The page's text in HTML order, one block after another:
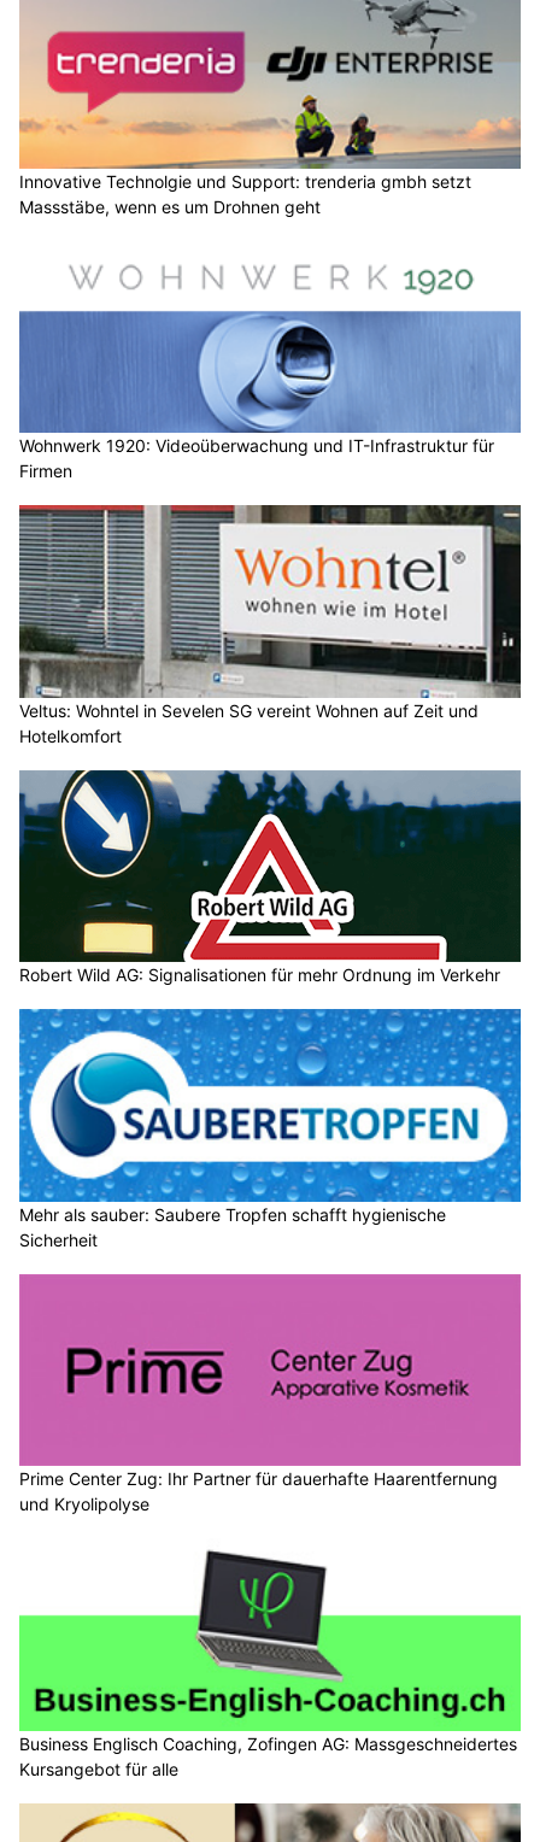
Innovative Technolgie und Support: trenderia gmbh setzt
Massstäbe, wenn es um Drohnen geht
Wohnwerk 1920: Videoüberwachung und IT-Infrastruktur für
Firmen
Veltus: Wohntel in Sevelen SG vereint Wohnen auf Zeit und
Hotelkomfort
Robert Wild AG: Signalisationen für mehr Ordnung im Verkehr
Mehr als sauber: Saubere Tropfen schafft hygienische
Sicherheit
Prime Center Zug: Ihr Partner für dauerhafte Haarentfernung
und Kryolipolyse
Business Englisch Coaching, Zofingen AG: Massgeschneidertes
Kursangebot für alle